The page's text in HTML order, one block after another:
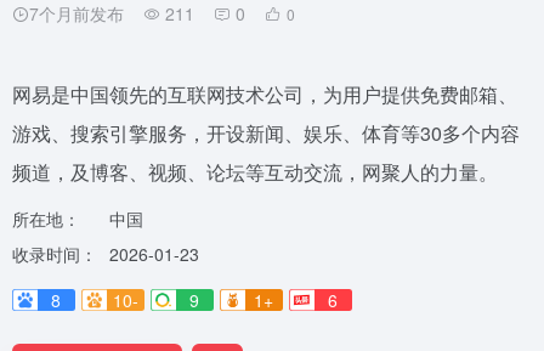
7个月前发布 211 0 0
网易是中国领先的互联网技术公司，为用户提供免费邮箱、
游戏、搜索引擎服务，开设新闻、娱乐、体育等30多个内容
频道，及博客、视频、论坛等互动交流，网聚人的力量。
所在地：
中国
收录时间：
2026-01-23
8
10- 9 1+ 6